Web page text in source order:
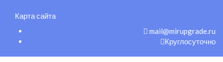
Карта сайта
mail@mirupgrade.ru
Круглосуточно